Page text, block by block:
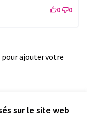
sur le site web
0 0
pour ajouter votre